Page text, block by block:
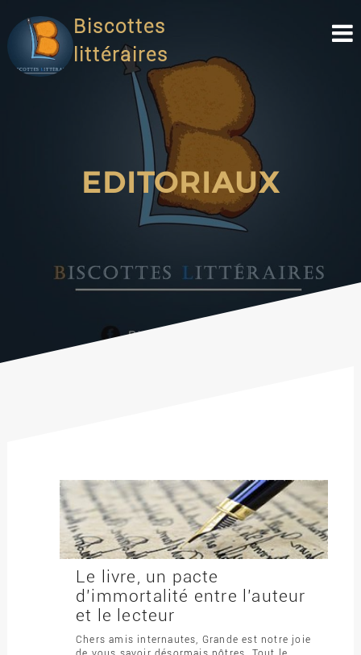
Biscottes
littéraires
EDITORIAUX
Le livre, un pacte
d’immortalité entre l’auteur
et le lecteur
Chers amis internautes, Grande est notre joie